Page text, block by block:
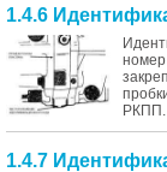
1.4.6
РКПП.
1.4.7